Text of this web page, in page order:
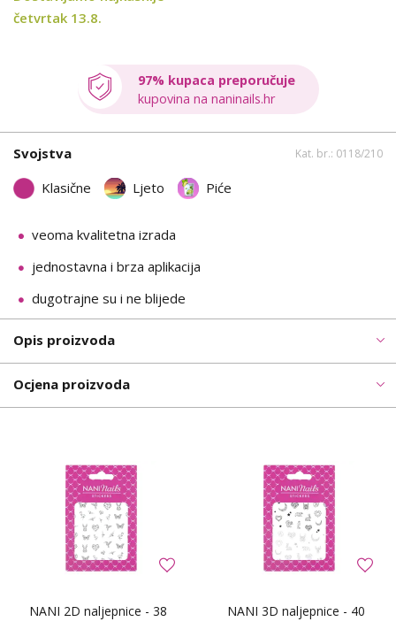
četvrtak 13.8.
97% kupaca preporučuje
kupovina na naninails.hr
Svojstva Kat. br.: 0118/210
Klasične Ljeto Piće
veoma kvalitetna izrada
jednostavna i brza aplikacija
dugotrajne su i ne blijede
Opis proizvoda
Ocjena proizvoda
NANI 2D naljepnice - 38 NANI 3D naljepnice - 40